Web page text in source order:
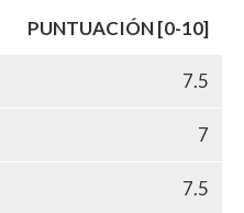
PUNTUACIÓN [0-10]
7.5
7
7.5